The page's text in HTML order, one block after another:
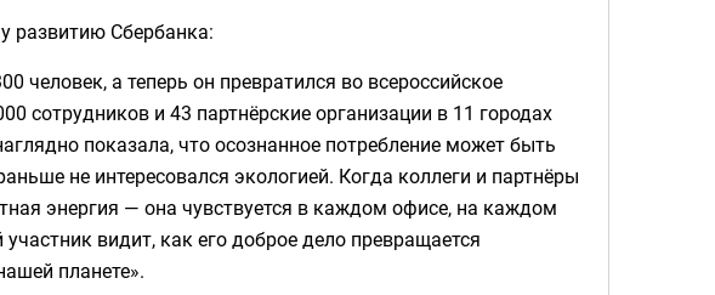
развитию Сбербанка:
человек, а теперь он превратился во всероссийское
сотрудников и 43 партнёрские организации в 11 городах
показала, что осознанное потребление может быть
не интересовался экологией. Когда коллеги и партнёры
энергия — она чувствуется в каждом офисе, на каждом
видит, как его доброе дело превращается
планете».